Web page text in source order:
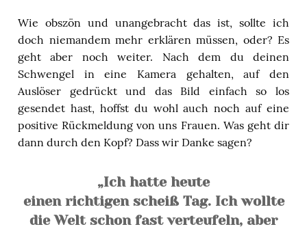
Wie obszön und unangebracht das ist, sollte ich
doch niemandem mehr erklären müssen, oder? Es
geht aber noch weiter. Nach dem du deinen
Schwengel in eine Kamera gehalten, auf den
Auslöser gedrückt und das Bild einfach so los
gesendet hast, hoffst du wohl auch noch auf eine
positive Rückmeldung von uns Frauen. Was geht dir
dann durch den Kopf? Dass wir Danke sagen?
„Ich hatte heute
einen richtigen scheiß Tag. Ich wollte
die Welt schon fast verteufeln, aber